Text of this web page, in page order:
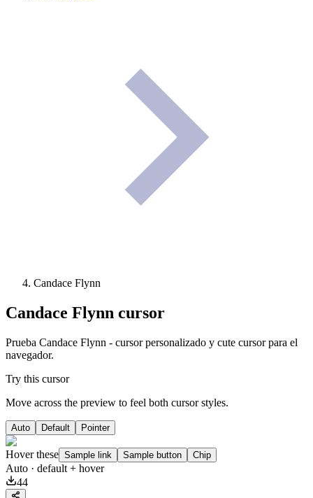
Candace Flynn
Candace Flynn cursor
Prueba Candace Flynn - cursor personalizado y cute cursor para el
navegador.
Try this cursor
Move across the preview to feel both cursor styles.
Auto Default Pointer
Hover these Sample link Sample button Chip
Auto · default + hover
44